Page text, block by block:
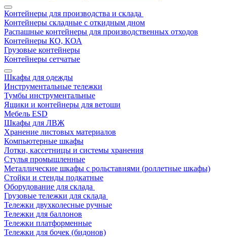
Контейнеры для производства и склада
Контейнеры складные с откидным дном
Распашные контейнеры для производственных отходов
Контейнеры КО, КОА
Грузовые контейнеры
Контейнеры сетчатые
Шкафы для одежды
Инструментальные тележки
Тумбы инструментальные
Ящики и контейнеры для ветоши
Мебель ESD
Шкафы для ЛВЖ
Хранение листовых материалов
Компьютерные шкафы
Лотки, кассетницы и системы хранения
Стулья промышленные
Металлические шкафы с рольставнями (роллетные шкафы)
Стойки и стенды подкатные
Оборудование для склада
Грузовые тележки для склада
Тележки двухколесные ручные
Тележки для баллонов
Тележки платформенные
Тележки для бочек (бидонов)